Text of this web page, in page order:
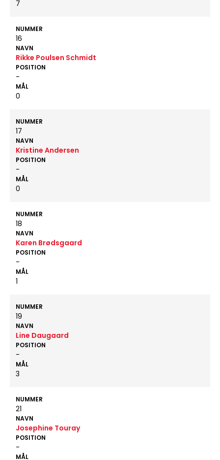
7
NUMMER
16
NAVN
Rikke Poulsen Schmidt
POSITION
-
MÅL
0
NUMMER
17
NAVN
Kristine Andersen
POSITION
-
MÅL
0
NUMMER
18
NAVN
Karen Brødsgaard
POSITION
-
MÅL
1
NUMMER
19
NAVN
Line Daugaard
POSITION
-
MÅL
3
NUMMER
21
NAVN
Josephine Touray
POSITION
-
MÅL